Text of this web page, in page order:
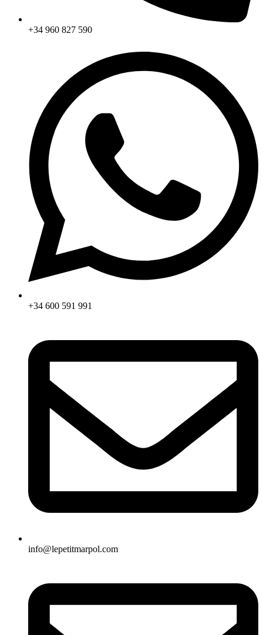
+34 960 827 590
+34 600 591 991
info@lepetitmarpol.com